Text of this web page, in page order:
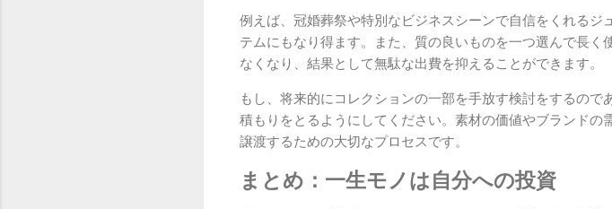
例えば、冠婚葬祭や特別なビジネスシーンで自信をくれる
テムにもなり得ます。また、質の良いものを一つ選んで長
なくなり、結果として無駄な出費を抑えることができます。
もし、将来的にコレクションの一部を手放す検討をするの
積もりをとるようにしてください。素材の価値やブランド
譲渡するための大切なプロセスです。
まとめ：一生モノは自分への投資